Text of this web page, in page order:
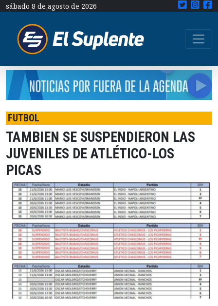
sábado 8 de agosto de 2026
FUTBOL
TAMBIEN SE SUSPENDIERON LAS
JUVENILES DE ATLÉTICO-LOS
PICAS